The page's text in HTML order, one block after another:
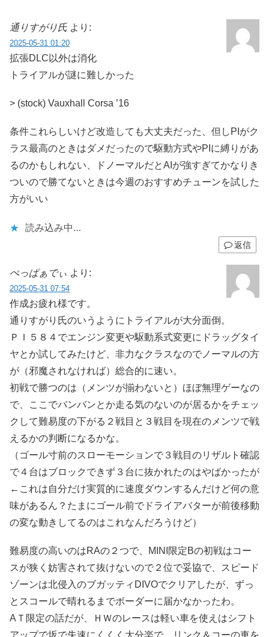
通りすがり氏 より:
2025-05-31 01:20
拡張DLC以外は消化
トライアルが謎に難しかった
> (stock) Vauxhall Corsa ’16
条件これらしいけど改造しても大丈夫だった、但しPIがク
ラス最高のときはダメだったので駆動方式やPIに縛りがあ
るのかもしれない、ドノーマルだとAIが強すぎてかなりき
ついので勝てないときは今週のおすすめチューンを試した
方がいい
読み込み中…
返信
ぺっぱぁでぃ より:
2025-05-31 07:54
作成お疲れ様です。
通りすがり氏のいうようにトライアルが大分面倒。
ＰＩ５８４でエンジン変更や駆動系式変更にドラッグタイ
ヤとか試してみたけど、非力なクラスなのでノーマルの方
が（邪魔されなければ）総合的に速い。
初戦で勝つのは（メンツが揃わないと）ほぼ無理ゲーなの
で、ここでバンバンとか走る気のないのが居るかをチェッ
クして難易度の下がる２戦目と３戦目を現在のメンツで戦
えるかの判断になるかな。
（ゴール寸前のスローモーションで３戦目のリザルト確認
で４台はブロックできず３台に抜かれたのはやばかったが
←これは自分だけ実質的に速度ダウンするんだけど何の意
味があるん？たまにゴール前でドライアバターが前後移動
の変な動きしてるのはこれなんだろうけど）
難易度の高いのはRAの２つで、MINI限定Bの初戦はコー
スが狭く妨害されて抜けないので２位で妥協で、スピード
ゾーンは北侵入のブガッティDIVOでクリアしたが、ずっ
とスコールで晴れるまでボーダーに届かなかったわ。
AＴ限定の話だが、ＨＷのレースは軽い車を使えはシフト
アップで坂で失速にくくく大分楽で、リンク＆コーの車を